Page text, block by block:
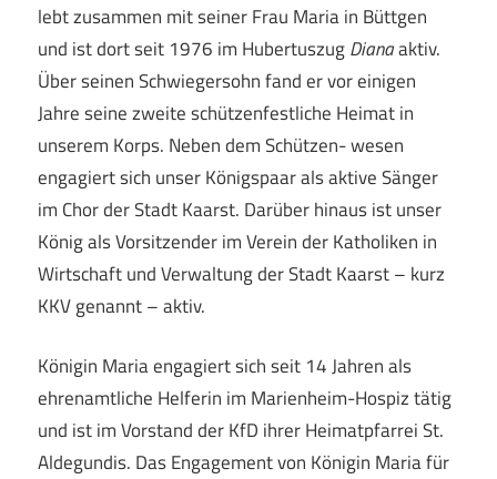
lebt zusammen mit seiner Frau Maria in Büttgen
und ist dort seit 1976 im HubertuszugDianaaktiv.
Über seinen Schwiegersohn fand er vor einigen
Jahre seine zweite schützenfestliche Heimat in
unserem Korps. Neben dem Schützen- wesen
engagiert sich unser Königspaar als aktive Sänger
im Chor der Stadt Kaarst. Darüber hinaus ist unser
König als Vorsitzender im Verein der Katholiken in
Wirtschaft und Verwaltung der Stadt Kaarst – kurz
KKV genannt – aktiv.
Königin Maria engagiert sich seit 14 Jahren als
ehrenamtliche Helferin im Marienheim-Hospiz tätig
und ist im Vorstand der KfD ihrer Heimatpfarrei St.
Aldegundis. Das Engagement von Königin Maria für